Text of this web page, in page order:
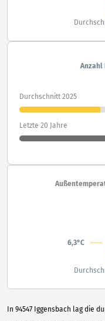
In 94547 Iggensbach lag die
Anzahl
Durchschnitt 2025
Letzte 20 Jahre
6,3°C